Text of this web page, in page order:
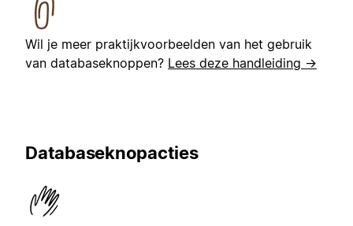
Wil je meer praktijkvoorbeelden van het gebruik
van databaseknoppen? Lees deze handleiding →
Databaseknopacties